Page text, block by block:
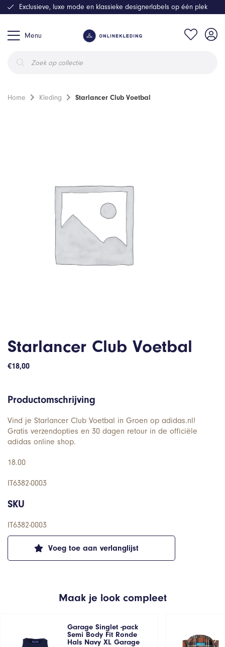
Menu
zoeken
Exclusieve, luxe mode en klassieke designerlabels op één plek
Home Kleding Starlancer Club Voetbal
Starlancer Club Voetbal
€18,00
Voeg toe aan verlanglijst
Productomschrijving
Vind je Starlancer Club Voetbal in Groen op adidas.nl!
Gratis verzendopties en 30 dagen retour in de officiële
adidas online shop.
18.00
IT6382-0003
SKU
IT6382-0003
Maak je look compleet
Garage Singlet -pack
Semi Body Fit Ronde
Hals Navy XL Garage